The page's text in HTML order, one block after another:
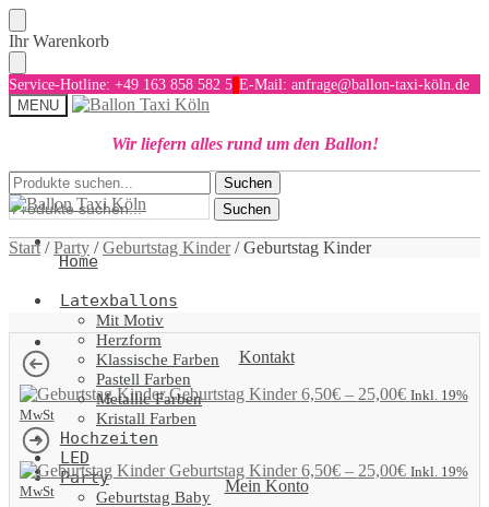
Skip
to
navigation
Skip
to
content
Ihr Warenkorb
Service-Hotline: +49 163 858 582 5 E-Mail: anfrage@ballon-taxi-köln.de
MENU
Wir liefern alles rund um den Ballon!
Suchen
nach:
Suchen
Kontakt
Mein Konto
Suchen
nach:
Suchen
Home
Latexballons
Mit Motiv
Herzform
Klassische Farben
Pastell Farben
Metallic Farben
Kristall Farben
Hochzeiten
LED
Party
Geburtstag Baby
Start /Party /Geburtstag Kinder/Geburtstag Kinder
Geburtstag Kinder 6,50€– 25,00€ Inkl. 19%
MwSt
Geburtstag Kinder 6,50€– 25,00€ Inkl. 19%
MwSt